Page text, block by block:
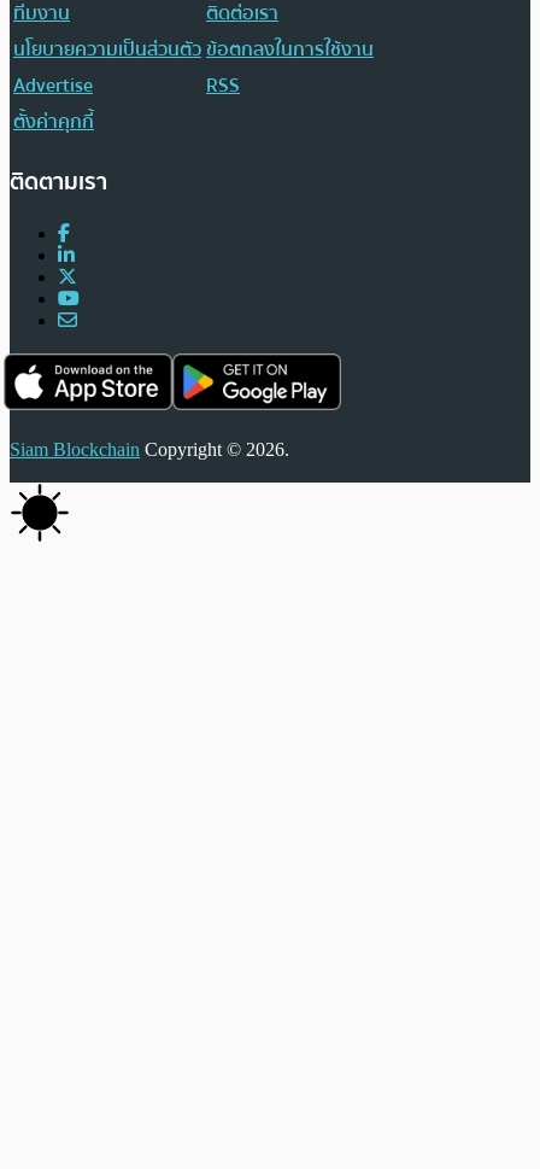
ทีมงาน
ติดต่อเรา
นโยบายความเป็นส่วนตัวข้อตกลงในการใช้งาน
Advertise
RSS
ตั้งค่าคุกกี้
ติดตามเรา
Siam Blockchain Copyright © 2026.